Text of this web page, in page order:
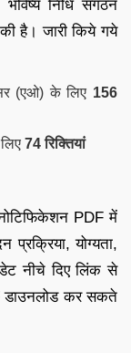
निधि संगठन
है। जारी किये गये
(एओ) के लिए 156
74 रिक्तियां
PDF में
प्रक्रिया, योग्यता,
नीचे दिए लिंक से
डाउनलोड कर सकते